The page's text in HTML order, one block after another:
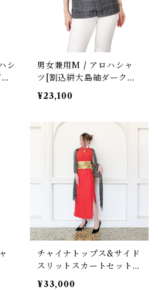
シ
男女兼用M / アロハシャ
ツ[割込絣大島紬ダークグ
レー丸模様]
¥23,100
チャイナトップス&サイド
スリットスカートセット
[朱色七宝繋ぎ]
¥33,000